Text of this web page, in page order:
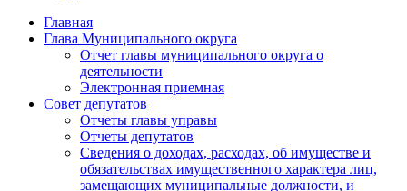
Главная
Глава Муниципального округа
Отчет главы муниципального округа о
деятельности
Электронная приемная
Совет депутатов
Отчеты главы управы
Отчеты депутатов
Сведения о доходах, расходах, об имуществе и
обязательствах имущественного характера лиц,
замещающих муниципальные должности, и